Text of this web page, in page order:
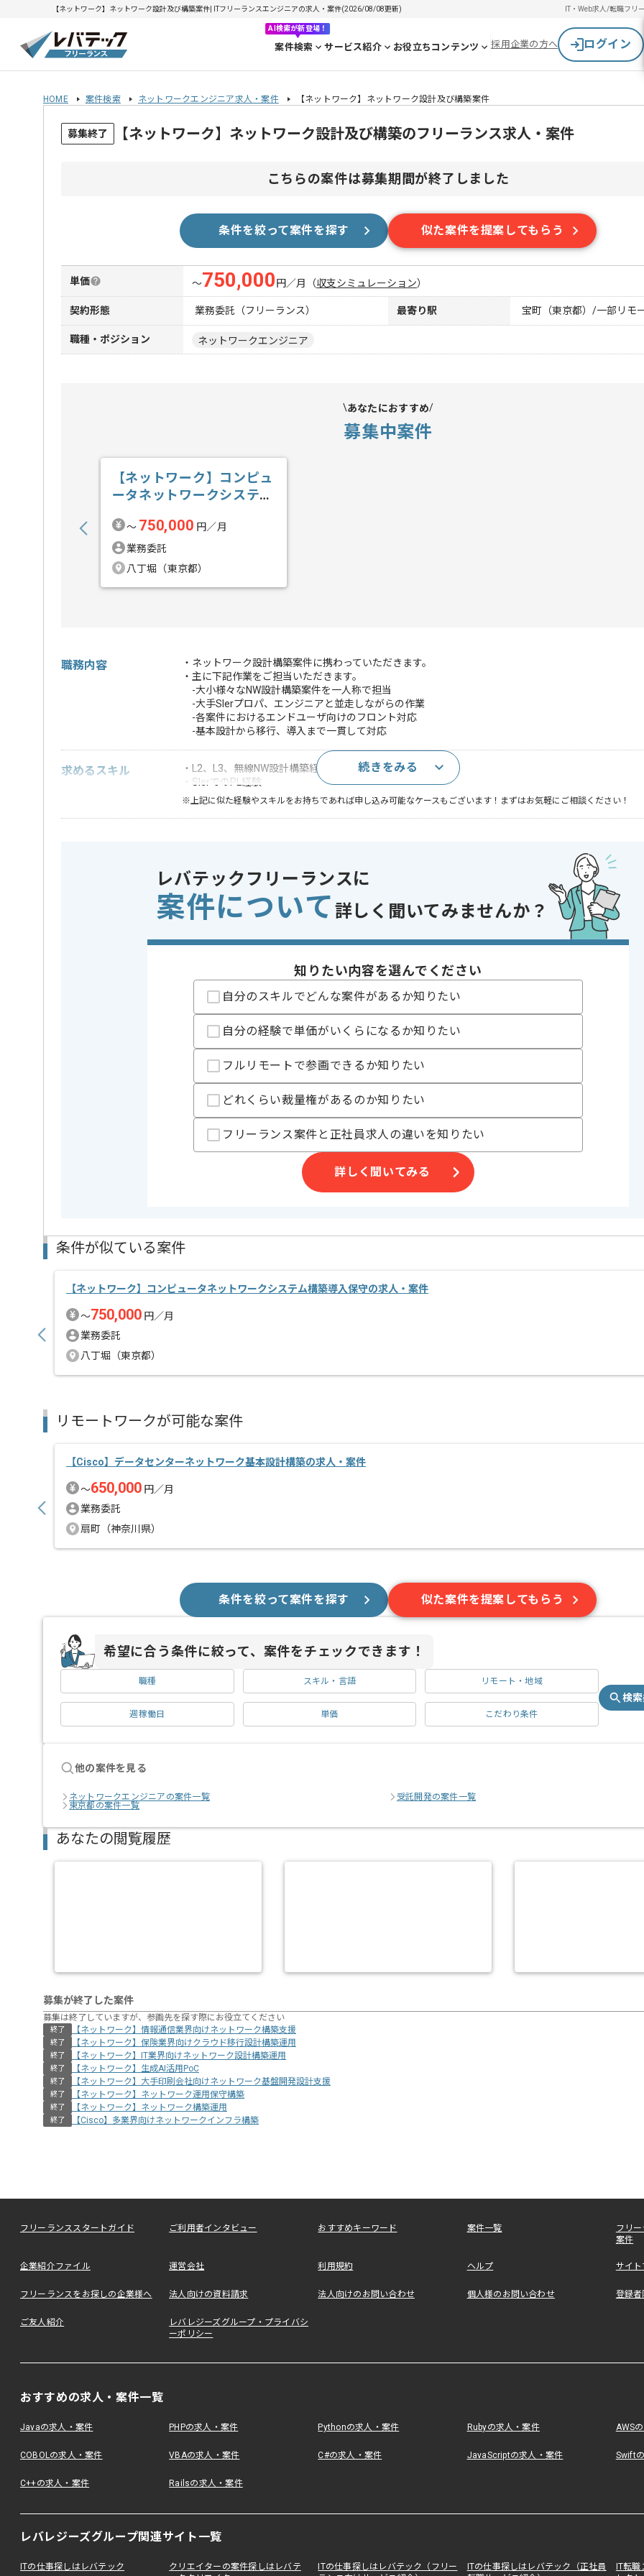
【ネットワーク】ネットワーク設計及び構築案件| ITフリーランスエンジニアの求人・案件(2026/08/08更新) IT・Web求人/転職フリ
AI検索が新登場！
案件検索 サービス紹介 お役立ちコンテンツ 採用企業の方へ ログイン
HOME 案件検索 ネットワークエンジニア求人・案件 【ネットワーク】ネットワーク設計及び構築案件
募集終了 【ネットワーク】ネットワーク設計及び構築のフリーランス求人・案件
こちらの案件は募集期間が終了しました
条件を絞って案件を探す 似た案件を提案してもらう
単価 〜750,000 円／月 （収支シミュレーション）
契約形態 業務委託（フリーランス） 最寄り駅 宝町（東京都）/一部リモ
職種・ポジション ネットワークエンジニア
あなたにおすすめ
募集中案件
【ネットワーク】コンピュ
ータネットワークシステム
件〜 750,000 円／月
業務委託
八丁堀（東京都）
職務内容
・ネットワーク設計構築案件に携わっていただきます。
・主に下記作業をご担当いただきます。
-大小様々なNW設計構築案件を一人称で担当
-大手SIerプロパ、エンジニアと並走しながらの作業
-各案件におけるエンドユーザ向けのフロント対応
-基本設計から移行、導入まで一貫して対応
求めるスキル
・L2、L3、無線NW設計構築経験(3年以上)
・SIerでのPL経験
※上記に似た経験やスキルをお持ちであれば申し込み可能なケースもございます！まずはお気軽にご相談ください！
20代活躍中 , 30代活躍中 , 40代活躍中 , 長期プロジェクト , 急募 , BtoB向け , 新技術
今回はネットワーク設計構築案件に携わっていただきます。
ネットワークエンジニアとしての実務経験を活かしたい方にお勧めです。
基本的には一部リモートでの作業を見込んでおります。
続きをみる
レバテックフリーランスに
案件について 詳しく聞いてみませんか？
知りたい内容を選んでください
自分のスキルでどんな案件があるか知りたい
自分の経験で単価がいくらになるか知りたい
フルリモートで参画できるか知りたい
どれくらい裁量権があるのか知りたい
フリーランス案件と正社員求人の違いを知りたい
詳しく聞いてみる
条件が似ている案件
【ネットワーク】コンピュータネットワークシステム構築導入保守の求人・案件
〜750,000 円／月
業務委託
八丁堀（東京都）
リモートワークが可能な案件
【Cisco】データセンターネットワーク基本設計構築の求人・案件
〜650,000 円／月
業務委託
扇町（神奈川県）
条件を絞って案件を探す 似た案件を提案してもらう
希望に合う条件に絞って、案件をチェックできます！
職種 スキル・言語 リモート・地域
週稼働日 単価 こだわり条件
検
他の案件を見る
ネットワークエンジニアの案件一覧
受託開発の案件一覧
東京都の案件一覧
あなたの閲覧履歴
募集が終了した案件
募集は終了していますが、参画先を探す際にお役立てください
終了 【ネットワーク】情報通信業界向けネットワーク構築支援
終了 【ネットワーク】保険業界向けクラウド移行設計構築運用
終了 【ネットワーク】IT業界向けネットワーク設計構築運用
終了 【ネットワーク】生成AI活用PoC
終了 【ネットワーク】大手印刷会社向けネットワーク基盤開発設計支援
終了 【ネットワーク】ネットワーク運用保守構築
終了 【ネットワーク】ネットワーク構築運用
終了 【Cisco】多業界向けネットワークインフラ構築
フリーランススタートガイド ご利用者インタビュー おすすめキーワード 案件一覧
フリ
案件
企業紹介ファイル 運営会社 利用規約 ヘルプ サイ
フリーランスをお探しの企業様へ 法人向けの資料請求 法人向けのお問い合わせ 個人様のお問い合わせ 登録者
ご友人紹介
レバレジーズグループ・プライバシ
ーポリシー
おすすめの求人・案件一覧
Javaの求人・案件 PHPの求人・案件 Pythonの求人・案件 Rubyの求人・案件 AWS
COBOLの求人・案件 VBAの求人・案件 C#の求人・案件 JavaScriptの求人・案件 Swift
C++の求人・案件 Railsの求人・案件
レバレジーズグループ関連サイト一覧
ITの仕事探しはレバテック
クリエイターの案件探しはレバテ
ITの仕事探しはレバテック（フリー
ITの仕事探しはレバテック（正社員
IT転